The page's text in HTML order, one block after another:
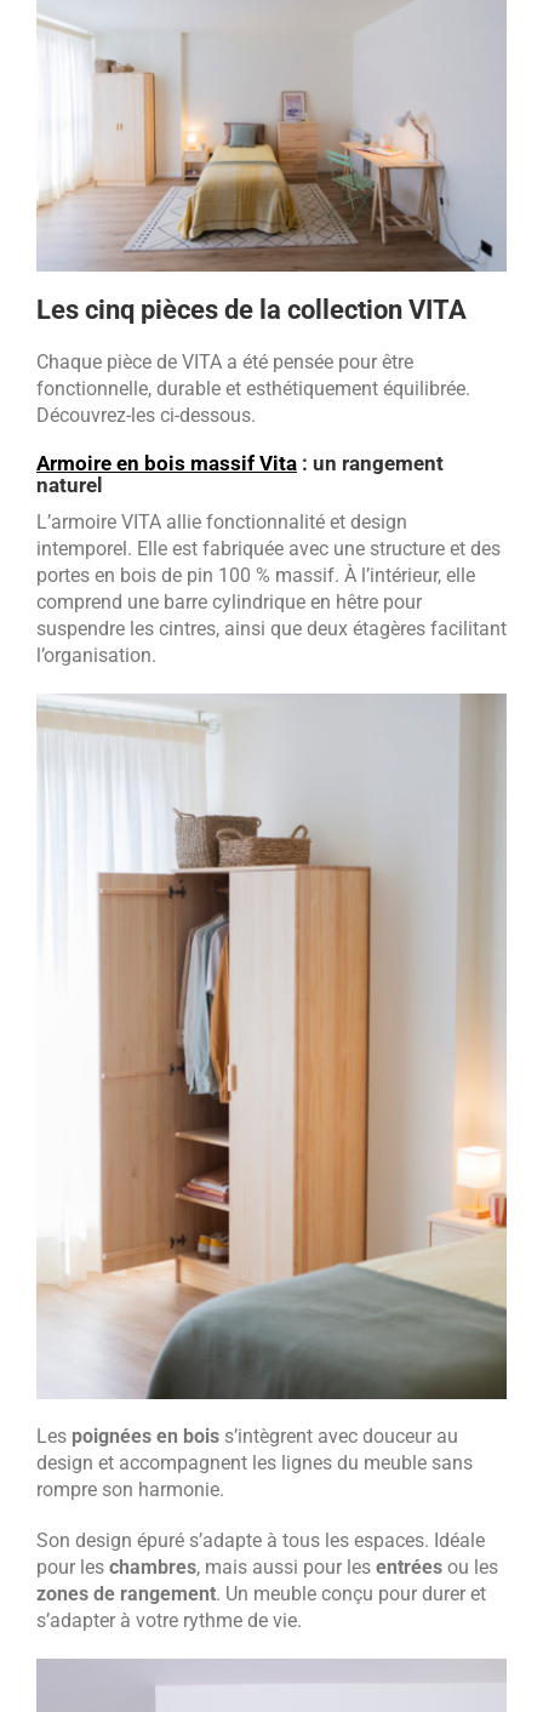
Les cinq pièces de la collection VITA
Chaque pièce de VITA a été pensée pour être
fonctionnelle, durable et esthétiquement équilibrée.
Découvrez-les ci-dessous.
Armoire en bois massif Vita : un rangement
naturel
L’armoire VITA allie fonctionnalité et design
intemporel. Elle est fabriquée avec une structure et des
portes en bois de pin 100 % massif. À l’intérieur, elle
comprend une barre cylindrique en hêtre pour
suspendre les cintres, ainsi que deux étagères facilitant
l’organisation.
Les poignées en bois s’intègrent avec douceur au
design et accompagnent les lignes du meuble sans
rompre son harmonie.
Son design épuré s’adapte à tous les espaces. Idéale
pour les chambres, mais aussi pour les entrées ou les
zones de rangement. Un meuble conçu pour durer et
s’adapter à votre rythme de vie.